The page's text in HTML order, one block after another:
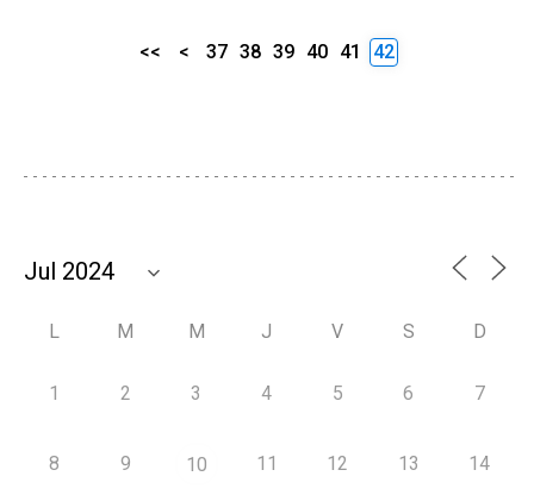
<< < 37 38 39 40 41 42
L M M J V S D
1 2 3 4 5 6 7
8 9 10 11 12 13 14